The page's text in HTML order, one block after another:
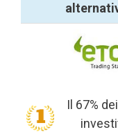
Brokers
brokers
Il 67%